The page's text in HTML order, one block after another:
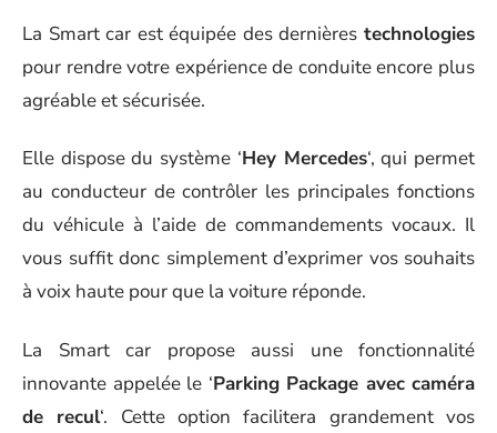
La Smart car est équipée des dernières technologies
pour rendre votre expérience de conduite encore plus
agréable et sécurisée.
Elle dispose du système ‘Hey Mercedes‘, qui permet
au conducteur de contrôler les principales fonctions
du véhicule à l’aide de commandements vocaux. Il
vous suffit donc simplement d’exprimer vos souhaits
à voix haute pour que la voiture réponde.
La Smart car propose aussi une fonctionnalité
innovante appelée le ‘Parking Package avec caméra
de recul‘. Cette option facilitera grandement vos